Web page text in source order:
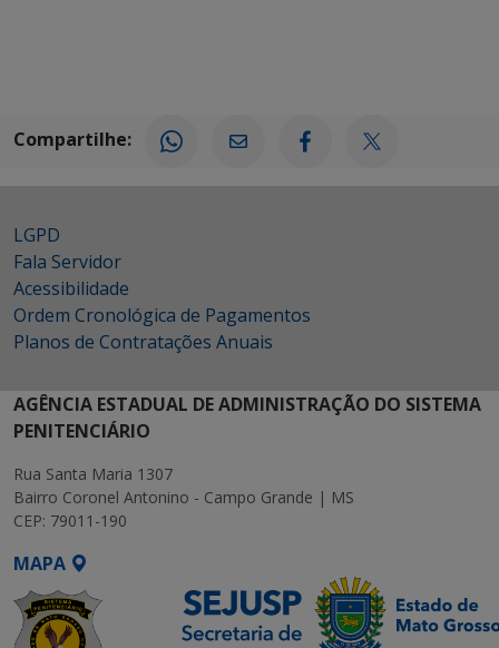
Compartilhe:
LGPD
Fala Servidor
Acessibilidade
Ordem Cronológica de Pagamentos
Planos de Contratações Anuais
AGÊNCIA ESTADUAL DE ADMINISTRAÇÃO DO SISTEMA
PENITENCIÁRIO
Rua Santa Maria 1307
Bairro Coronel Antonino - Campo Grande | MS
CEP: 79011-190
MAPA